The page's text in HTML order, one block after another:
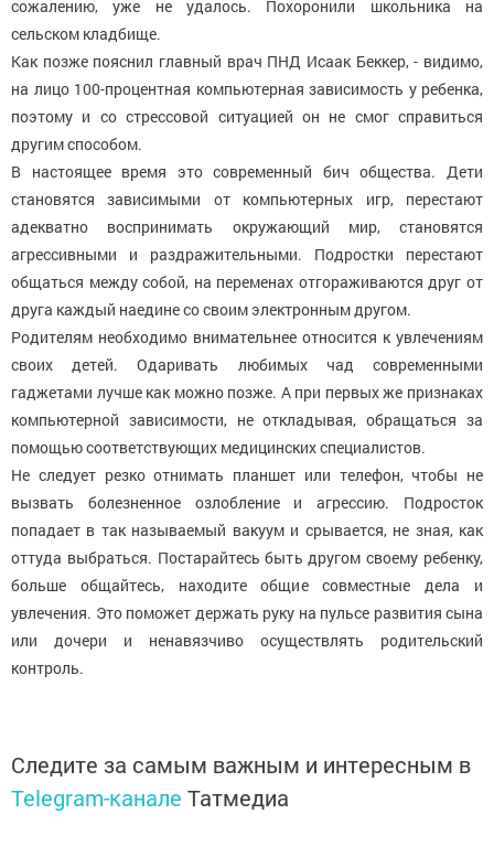
сожалению, уже не удалось. Похоронили школьника на
сельском кладбище.
Как позже пояснил главный врач ПНД Исаак Беккер, - видимо,
на лицо 100-процентная компьютерная зависимость у ребенка,
поэтому и со стрессовой ситуацией он не смог справиться
другим способом.
В настоящее время это современный бич общества. Дети
становятся зависимыми от компьютерных игр, перестают
адекватно воспринимать окружающий мир, становятся
агрессивными и раздражительными. Подростки перестают
общаться между собой, на переменах отгораживаются друг от
друга каждый наедине со своим электронным другом.
Родителям необходимо внимательнее относится к увлечениям
своих детей. Одаривать любимых чад современными
гаджетами лучше как можно позже. А при первых же признаках
компьютерной зависимости, не откладывая, обращаться за
помощью соответствующих медицинских специалистов.
Не следует резко отнимать планшет или телефон, чтобы не
вызвать болезненное озлобление и агрессию. Подросток
попадает в так называемый вакуум и срывается, не зная, как
оттуда выбраться. Постарайтесь быть другом своему ребенку,
больше общайтесь, находите общие совместные дела и
увлечения. Это поможет держать руку на пульсе развития сына
или дочери и ненавязчиво осуществлять родительский
контроль.
Следите за самым важным и интересным в
Telegram-канале Татмедиа